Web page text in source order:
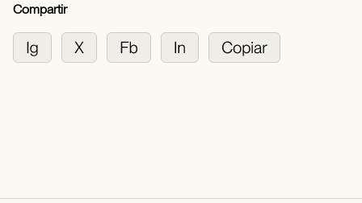
Compartir